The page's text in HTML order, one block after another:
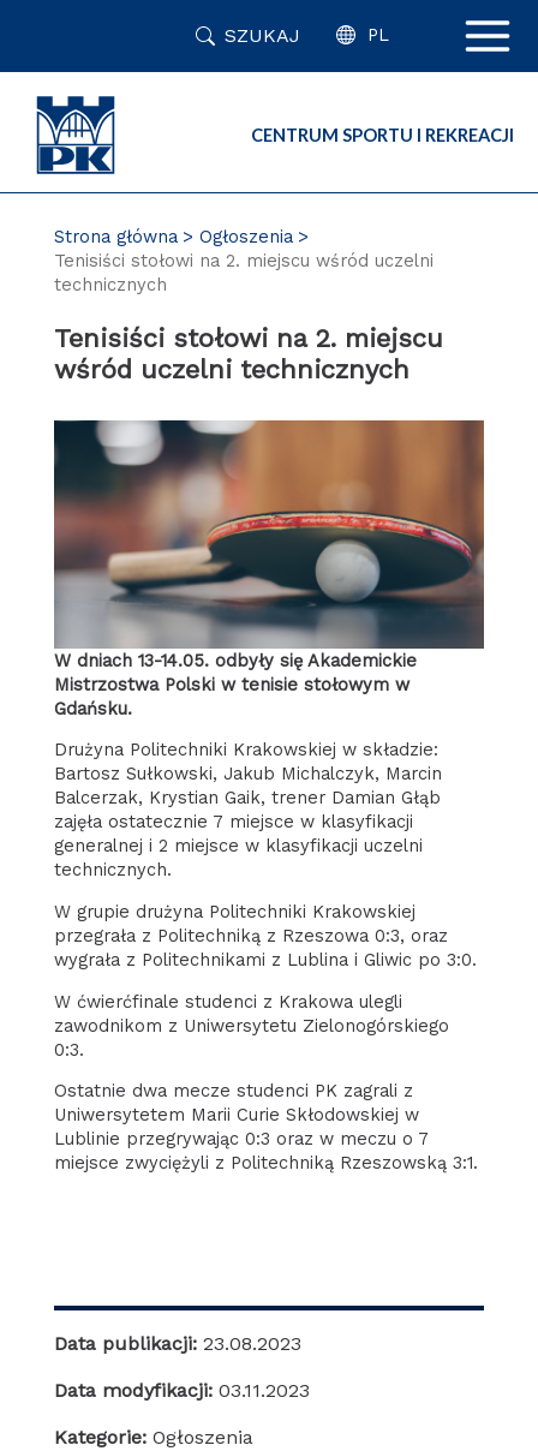
SZUKAJ PL
CENTRUM SPORTU I REKREACJI
Strona główna
Ogłoszenia
Tenisiści stołowi na 2. miejscu wśród uczelni
technicznych
Tenisiści stołowi na 2. miejscu
wśród uczelni technicznych
W dniach 13-14.05. odbyły się Akademickie
Mistrzostwa Polski w tenisie stołowym w
Gdańsku.
Drużyna Politechniki Krakowskiej w składzie:
Bartosz Sułkowski, Jakub Michalczyk, Marcin
Balcerzak, Krystian Gaik, trener Damian Głąb
zajęła ostatecznie 7 miejsce w klasyfikacji
generalnej i 2 miejsce w klasyfikacji uczelni
technicznych.
W grupie drużyna Politechniki Krakowskiej
przegrała z Politechniką z Rzeszowa 0:3, oraz
wygrała z Politechnikami z Lublina i Gliwic po 3:0.
W ćwierćfinale studenci z Krakowa ulegli
zawodnikom z Uniwersytetu Zielonogórskiego
0:3.
Ostatnie dwa mecze studenci PK zagrali z
Uniwersytetem Marii Curie Skłodowskiej w
Lublinie przegrywając 0:3 oraz w meczu o 7
miejsce zwyciężyli z Politechniką Rzeszowską 3:1.
Data publikacji: 23.08.2023
Data modyfikacji: 03.11.2023
Kategorie: Ogłoszenia